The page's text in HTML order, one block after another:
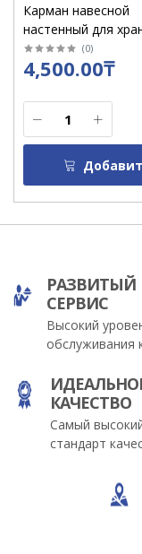
Карман навесной
настенный для
документов пластик
22см*18 см
(0)
4,500.00₸
РАЗВИТЫЙ
СЕРВИС
Высокий
обслуживания
КАЧЕСТВО
Самый
стандарт